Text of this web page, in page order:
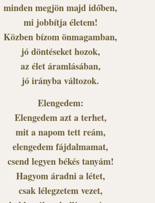
minden megjön majd időben,
mi jobbítja életem!
Közben bízom önmagamban,
jó döntéseket hozok,
az élet áramlásában,
jó irányba változok.
Elengedem:
Elengedem azt a terhet,
mit a napom tett reám,
elengedem fájdalmamat,
csend legyen békés tanyám!
Hagyom áradni a létet,
csak lélegzetem vezet,